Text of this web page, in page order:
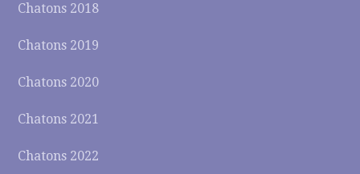
Chatons 2018
Chatons 2019
Chatons 2020
Chatons 2021
Chatons 2022